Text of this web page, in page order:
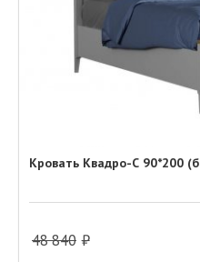
Кровать Квадро-С 90*200
48 840